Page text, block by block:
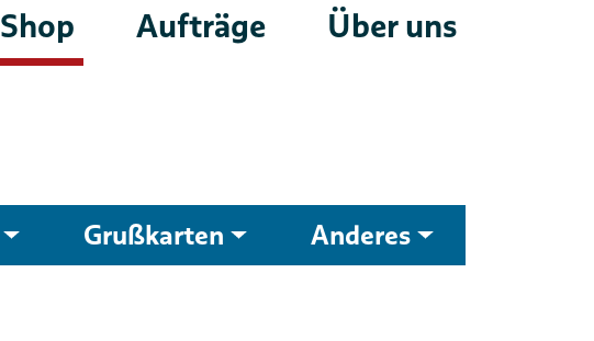
Shop Aufträge Über uns
Grußkarten Anderes